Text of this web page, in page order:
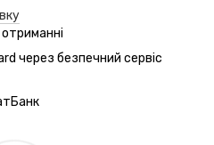
через безпечний сервic